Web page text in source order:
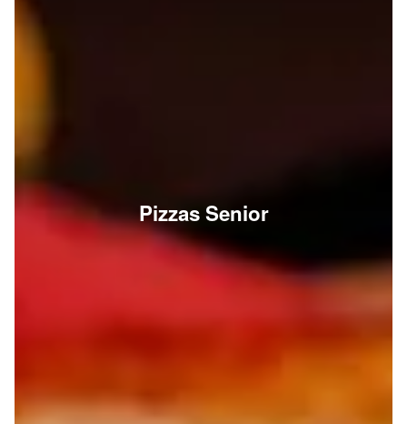
Pizzas Senior